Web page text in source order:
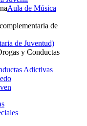
Aula de Música
de Juventud)
Adictivas